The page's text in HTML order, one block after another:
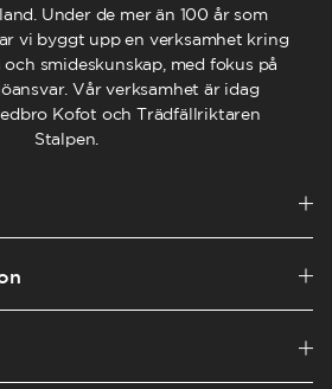
Under de mer än 100 år som
vi byggt upp en verksamhet kring
smideskunskap, med fokus på
Vår verksamhet är idag
Kofot och Trädfällriktaren
Stalpen.